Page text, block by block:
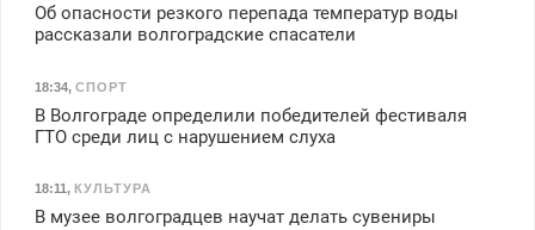
Об опасности резкого перепада температур воды
рассказали волгоградские спасатели
18:34, СПОРТ
В Волгограде определили победителей фестиваля
ГТО среди лиц с нарушением слуха
18:11 , КУЛЬТУРА
В музее волгоградцев научат делать сувениры